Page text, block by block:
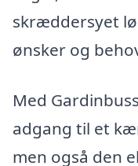
skræddersyet
ønsker og
Med
adgang til et
men også den